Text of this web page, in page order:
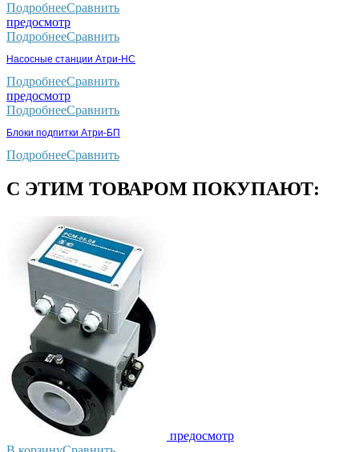
ПодробнееСравнить
предосмотр
ПодробнееСравнить
Насосные станции Атри-НС
ПодробнееСравнить
предосмотр
ПодробнееСравнить
Блоки подпитки Атри-БП
ПодробнееСравнить
С ЭТИМ ТОВАРОМ ПОКУПАЮТ:
предосмотр